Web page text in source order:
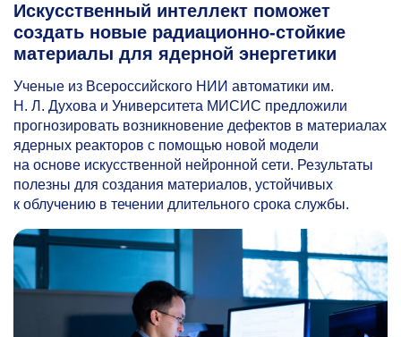
Искусственный интеллект поможет
создать новые радиационно-стойкие
материалы для ядерной энергетики
Ученые из Всероссийского НИИ автоматики им.
Н. Л. Духова и Университета МИСИС предложили
прогнозировать возникновение дефектов в материалах
ядерных реакторов с помощью новой модели
на основе искусственной нейронной сети. Результаты
полезны для создания материалов, устойчивых
к облучению в течении длительного срока службы.